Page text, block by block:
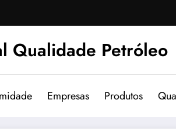
Qualidade Petróleo
Empresas Produtos